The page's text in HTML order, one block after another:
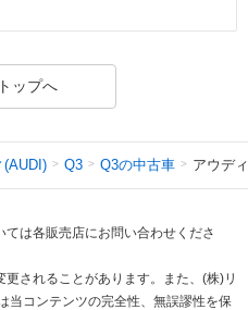
ップへ
(AUDI) Q3 Q3の中古車 アウデ
は各販売店にお問い合わせくださ
されることがあります。また、(株)リ
当コンテンツの完全性、無誤謬性を保